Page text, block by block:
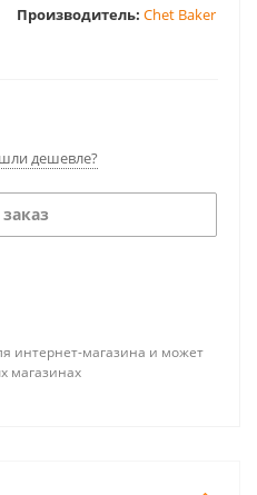
Производитель: Chet Baker
дешевле?
интернет-магазина и может
магазинах